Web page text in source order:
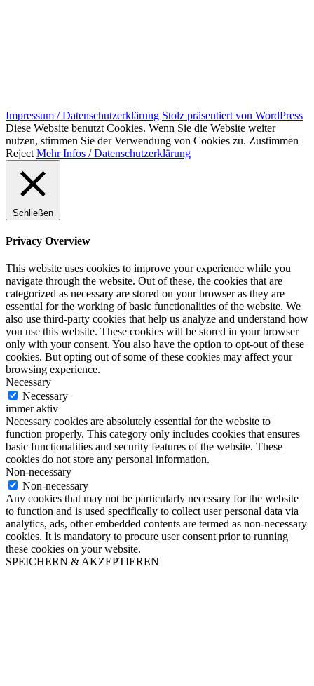
Impressum / Datenschutzerklärung Stolz präsentiert von WordPress
Diese Website benutzt Cookies. Wenn Sie die Website weiter
nutzen, stimmen Sie der Verwendung von Cookies zu. Zustimmen
Reject Mehr Infos / Datenschutzerklärung
Schließen
Privacy Overview
This website uses cookies to improve your experience while you
navigate through the website. Out of these, the cookies that are
categorized as necessary are stored on your browser as they are
essential for the working of basic functionalities of the website. We
also use third-party cookies that help us analyze and understand how
you use this website. These cookies will be stored in your browser
only with your consent. You also have the option to opt-out of these
cookies. But opting out of some of these cookies may affect your
browsing experience.
Necessary
Necessary
immer aktiv
Necessary cookies are absolutely essential for the website to
function properly. This category only includes cookies that ensures
basic functionalities and security features of the website. These
cookies do not store any personal information.
Non-necessary
Non-necessary
Any cookies that may not be particularly necessary for the website
to function and is used specifically to collect user personal data via
analytics, ads, other embedded contents are termed as non-necessary
cookies. It is mandatory to procure user consent prior to running
these cookies on your website.
SPEICHERN & AKZEPTIEREN